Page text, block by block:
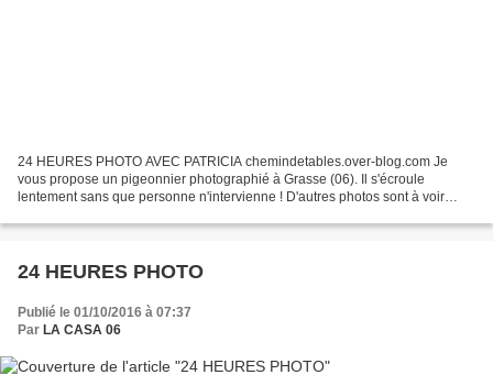
24 HEURES PHOTO AVEC PATRICIA chemindetables.over-blog.com Je
vous propose un pigeonnier photographié à Grasse (06). Il s'écroule
lentement sans que personne n'intervienne ! D'autres photos sont à voir
24 HEURES PHOTO
Publié le 01/10/2016 à 07:37
Par LA CASA 06